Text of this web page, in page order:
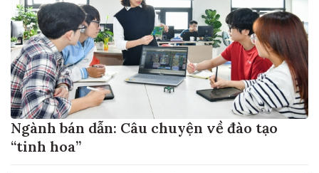
Ngành bán dẫn: Câu chuyện về đào tạo
“tinh hoa”